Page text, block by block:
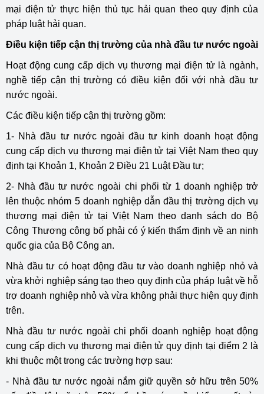
mại điện tử thực hiện thủ tục hải quan theo quy định của
pháp luật hải quan.
Điều kiện tiếp cận thị trường của nhà đầu tư nước ngoài
Hoạt động cung cấp dịch vụ thương mại điện tử là ngành,
nghề tiếp cận thị trường có điều kiện đối với nhà đầu tư
nước ngoài.
Các điều kiện tiếp cận thị trường gồm:
1- Nhà đầu tư nước ngoài đầu tư kinh doanh hoạt động
cung cấp dịch vụ thương mại điện tử tại Việt Nam theo quy
định tại Khoản 1, Khoản 2 Điều 21 Luật Đầu tư;
2- Nhà đầu tư nước ngoài chi phối từ 1 doanh nghiệp trở
lên thuộc nhóm 5 doanh nghiệp dẫn đầu thị trường dịch vụ
thương mại điện tử tại Việt Nam theo danh sách do Bộ
Công Thương công bố phải có ý kiến thẩm định về an ninh
quốc gia của Bộ Công an.
Nhà đầu tư có hoạt động đầu tư vào doanh nghiệp nhỏ và
vừa khởi nghiệp sáng tạo theo quy định của pháp luật về hỗ
trợ doanh nghiệp nhỏ và vừa không phải thực hiện quy định
trên.
Nhà đầu tư nước ngoài chi phối doanh nghiệp hoạt động
cung cấp dịch vụ thương mại điện tử quy định tại điểm 2 là
khi thuộc một trong các trường hợp sau:
- Nhà đầu tư nước ngoài nắm giữ quyền sở hữu trên 50%